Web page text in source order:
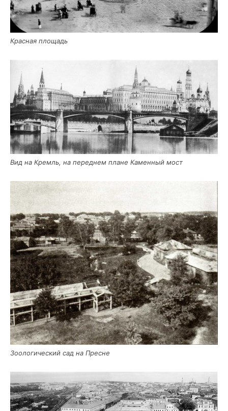
Крас­ная площадь
Вид на Кремль, на перед­нем плане Камен­ный мост
Зоо­ло­ги­че­ский сад на Пресне